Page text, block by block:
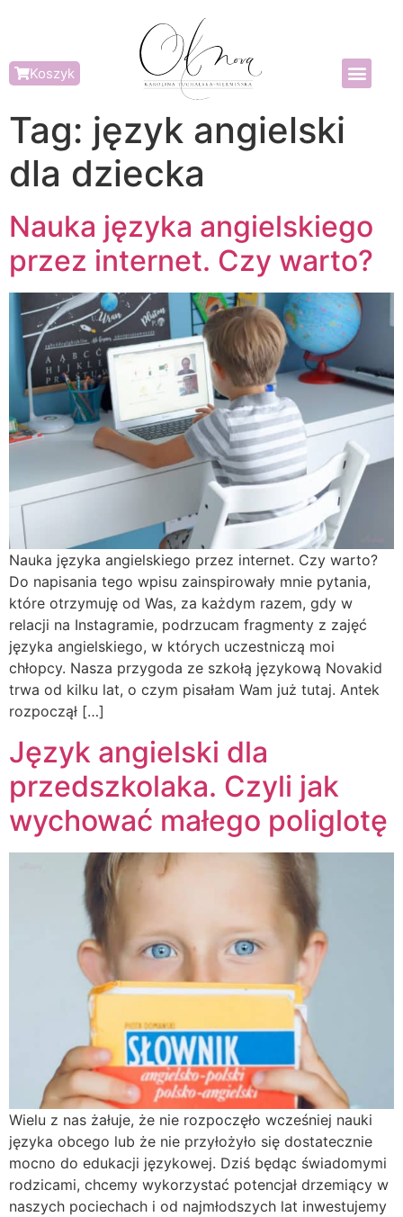
Koszyk
Tag: język angielski
dla dziecka
Nauka języka angielskiego
przez internet. Czy warto?
Nauka języka angielskiego przez internet. Czy warto?
Do napisania tego wpisu zainspirowały mnie pytania,
które otrzymuję od Was, za każdym razem, gdy w
relacji na Instagramie, podrzucam fragmenty z zajęć
języka angielskiego, w których uczestniczą moi
chłopcy. Nasza przygoda ze szkołą językową Novakid
trwa od kilku lat, o czym pisałam Wam już tutaj. Antek
rozpoczął […]
Język angielski dla
przedszkolaka. Czyli jak
wychować małego poliglotę
Wielu z nas żałuje, że nie rozpoczęło wcześniej nauki
języka obcego lub że nie przyłożyło się dostatecznie
mocno do edukacji językowej. Dziś będąc świadomymi
rodzicami, chcemy wykorzystać potencjał drzemiący w
naszych pociechach i od najmłodszych lat inwestujemy